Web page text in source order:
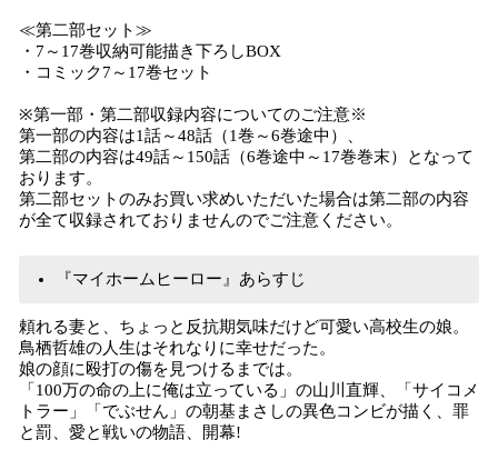
≪第二部セット≫
・7～17巻収納可能描き下ろしBOX
・コミック7～17巻セット
※第一部・第二部収録内容についてのご注意※
第一部の内容は1話～48話（1巻～6巻途中）、
第二部の内容は49話～150話（6巻途中～17巻巻末）となって
おります。
第二部セットのみお買い求めいただいた場合は第二部の内容
が全て収録されておりませんのでご注意ください。
『マイホームヒーロー』あらすじ
頼れる妻と、ちょっと反抗期気味だけど可愛い高校生の娘。
鳥栖哲雄の人生はそれなりに幸せだった。
娘の顔に殴打の傷を見つけるまでは。
「100万の命の上に俺は立っている」の山川直輝、「サイコメ
トラー」「でぶせん」の朝基まさしの異色コンビが描く、罪
と罰、愛と戦いの物語、開幕!